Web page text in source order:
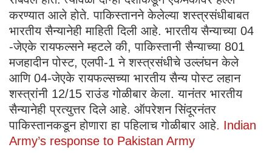
करण्यात आले होते. पाकिस्तानने केलेल्या शस्त्रसंधीबाबत
भारतीय सैन्यानेही माहिती दिली आहे. भारतीय सैन्याच्या 04
-जेएके रायफल्सने म्हटले की, पाकिस्तानी सैन्याच्या 801
मजहादीन पोस्ट, एलपी-1 ने शस्त्रसंधीचे उल्लंघन केले
आणि 04-जेएके रायफल्सच्या भारतीय सैन्य पोस्ट लहान
शस्त्रांनी 12/15 राउंड गोळीबार केला. यानंतर भारतीय
सैन्यानेही प्रत्युत्तर दिले आहे. ऑपरेशन सिंदूरनंतर
पाकिस्तानकडून होणारा हा पहिलाच गोळीबार आहे. Indian
Army’s response to Pakistan Army